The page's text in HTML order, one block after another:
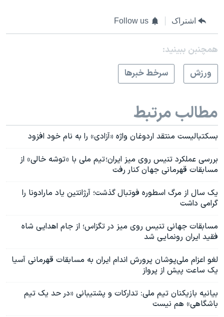
اشتراک Follow us
همچنبن ببینید:
ورزش
سرخط خبرها
مطالب مرتبط
بسکتبالیست منتقد اردوغان واژه «آزادی» را به نام خود افزود
بررسی عملکرد تنیس روی میز ایران؛ تیم ملی با «توشه‌ خالی» از
مسابقات قهرمانی جهان کنار رفت
یک سال از مرگ اسطوره فوتبال گذشت؛ آرژانتین یاد مارادونا را
گرامی داشت
مسابقات جهانی تنیس روی میز در تگزاس؛ از جام اهدایی شاه
فقید ایران رونمایی شد
لغو ‌اعزام ملی‌پوشان پرورش اندام ایران به مسابقات قهرمانی آسیا
یک ساعت پیش از پرواز
بیانیه بازیکنان تیم ملی: تدارکات و پشتیبانی «در حد یک تیم
باشگاهی» هم نیست